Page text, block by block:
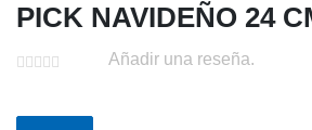
PICK NAVIDEÑO 24
Añadir una reseña.